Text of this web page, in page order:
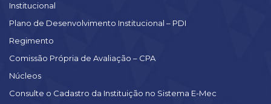
Institucional
Plano de Desenvolvimento Institucional – PDI
Regimento
Comissão Própria de Avaliação – CPA
Núcleos
Consulte o Cadastro da Instituição no Sistema E-Mec